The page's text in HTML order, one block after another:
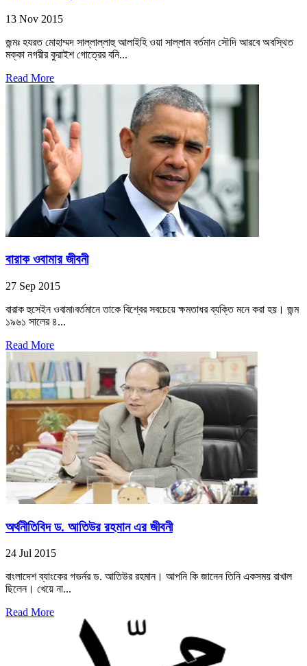
13 Nov 2015
জন্মঃ হযরত মোহাম্মদ সাল্লাল্লাহু আলাইহি ওয়া সাল্লাম বর্তমান সৌদি আরবে অবস্থিত
মক্কা নগরীর কুরাইশ গোত্রের বনি...
Read More
বারাক ওবামার জীবনী
27 Sep 2015
বারাক হুসেইন ওবামা৷বর্তমানে তাকে বিশ্বের সবচেয়ে ক্ষমতাধর ব্যক্তি মনে করা হয়। জন্ম
১৯৬১ সালের ৪...
Read More
অর্থনীতিবিদ ড. আতিউর রহমান এর জীবনী
24 Jul 2015
বাংলাদেশ ব্যাংকের গভর্নর ড. আতিউর রহমান। আপনি কি জানেন তিনি একসময় রাখাল
ছিলেন। খেয়ে না...
Read More